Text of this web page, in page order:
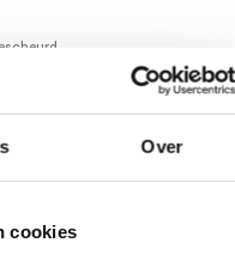
Over
cookies
niet.
huid